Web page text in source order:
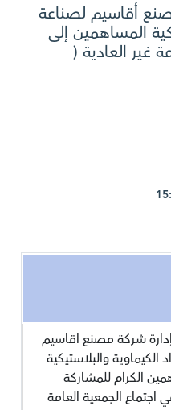
أقاسيم لصناعة
المساهمين إلى
غير العادية (
شركة مصنع اقاسيم
الكيماوية والبلاستيكية
الكرام للمشاركة
الجمعية العامة